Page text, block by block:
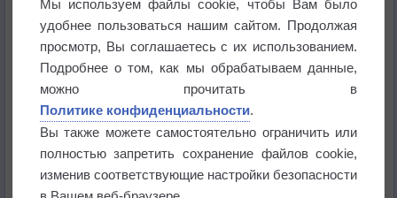
Приложение построит маршрут через тень
Атмосфера начала замерзать
В Приморье обнаружены морские волны тепла
Мы используем файлы cookie, чтобы Вам было
удобнее пользоваться нашим сайтом. Продолжая
просмотр, Вы соглашаетесь с их использованием.
Подробнее о том, как мы обрабатываем данные,
можно прочитать в
Политике конфиденциальности.
Вы также можете самостоятельно ограничить или
полностью запретить сохранение файлов cookie,
изменив соответствующие настройки безопасности